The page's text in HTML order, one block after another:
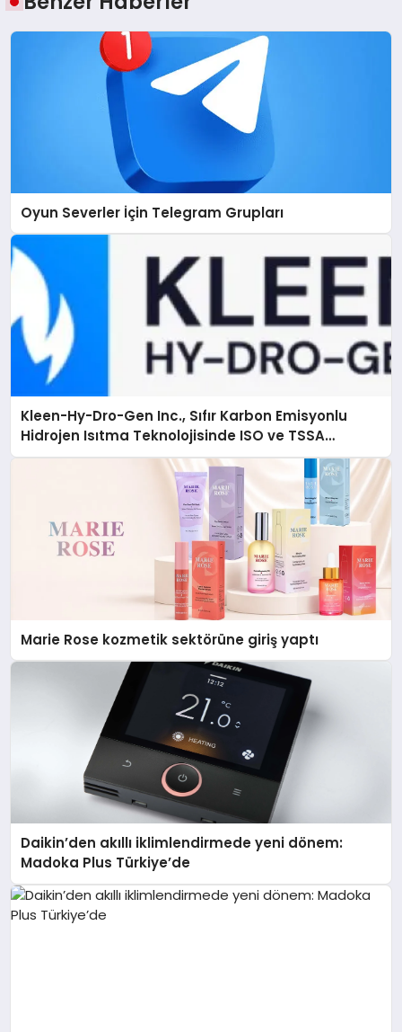
Oyun Severler İçin Telegram Grupları
Kleen-Hy-Dro-Gen Inc., Sıfır Karbon Emisyonlu
Hidrojen Isıtma Teknolojisinde ISO ve TSSA
Düzenleyici Onaylarını Aldı
Marie Rose kozmetik sektörüne giriş yaptı
Daikin’den akıllı iklimlendirmede yeni dönem:
Madoka Plus Türkiye’de